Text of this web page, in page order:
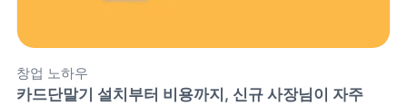
창업 노하우
카드단말기 설치부터 비용까지, 신규 사장님이 자주